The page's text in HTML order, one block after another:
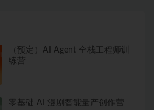
（预定）AI Agent 全栈工程师训
练营
零基础 AI 漫剧智能量产创作营